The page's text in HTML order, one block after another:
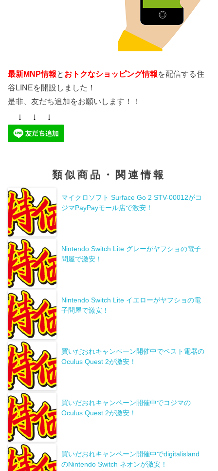
最新MNP情報と おトクなショッピング情報を配信する住
谷LINEを開設しました！
是非、友だち追加をお願いします！！
↓ ↓ ↓
類似商品・関連情報
マイクロソフト Surface Go 2 STV-00012がコ
ジマPayPayモール店で激安！
Nintendo Switch Lite グレーがヤフショの電子
問屋で激安！
Nintendo Switch Lite イエローがヤフショの電
子問屋で激安！
買いだおれキャンペーン開催中でベスト電器の
Oculus Quest 2が激安！
買いだおれキャンペーン開催中でコジマの
Oculus Quest 2が激安！
買いだおれキャンペーン開催中でdigitalisland
のNintendo Switch ネオンが激安！